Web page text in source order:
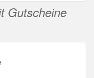
Gutscheine